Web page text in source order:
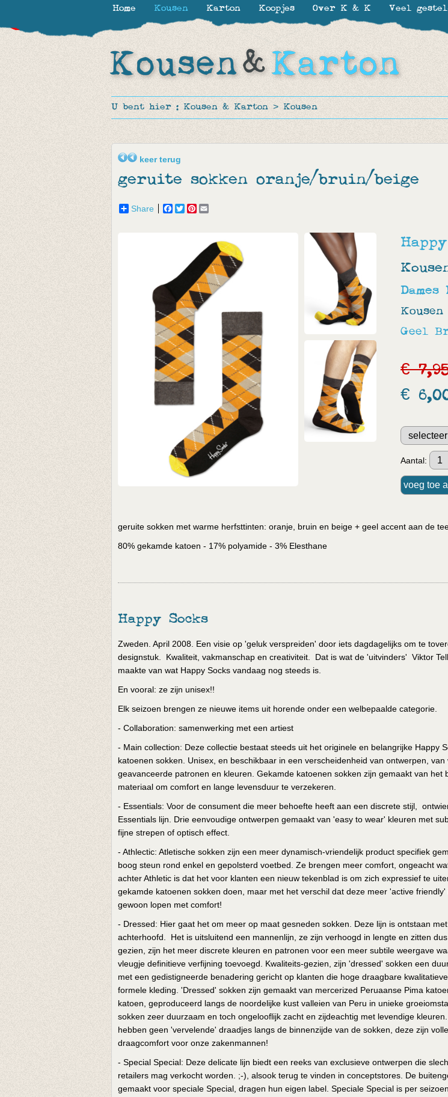
U bent hier : Kousen & Karton > Kousen
keer terug
geruite sokken oranje/bruin/beige
Share Facebook
TwitterPinterest
Dames
Kousen
Geel
€
€
Aantal:
geruite sokken met warme herfsttinten: oranje, bruin en beige + geel accent aan de
80% gekamde katoen - 17% polyamide - 3% Elesthane
Happy Socks
Zweden. April 2008. Een visie op 'geluk verspreiden' door iets dagdagelijks om te
designstuk. Kwaliteit, vakmanschap en creativiteit. Dat is wat de 'uitvinders' Viktor
maakte van wat Happy Socks vandaag nog steeds is.
En vooral: ze zijn unisex!!
Elk seizoen brengen ze nieuwe items uit horende onder een welbepaalde categorie.
- Collaboration: samenwerking met een artiest
- Main collection: Deze collectie bestaat steeds uit het originele en belangrijke Happy
katoenen sokken. Unisex, en beschikbaar in een verscheidenheid van ontwerpen,
geavanceerde patronen en kleuren. Gekamde katoenen sokken zijn gemaakt van het
materiaal om comfort en lange levensduur te verzekeren.
- Essentials: Voor de consument die meer behoefte heeft aan een discrete stijl,
Essentials lijn. Drie eenvoudige ontwerpen gemaakt van 'easy to wear' kleuren met
fijne strepen of optisch effect.
- Athlectic: Atletische sokken zijn een meer dynamisch-vriendelijk product specifiek
boog steun rond enkel en gepolsterd voetbed. Ze brengen meer comfort, ongeacht
achter Athletic is dat het voor klanten een nieuw tekenblad is om zich expressief te
gekamde katoenen sokken doen, maar met het verschil dat deze meer 'active
gewoon lopen met comfort!
- Dressed: Hier gaat het om meer op maat gesneden sokken. Deze lijn is ontstaan
achterhoofd. Het is uitsluitend een mannenlijn, ze zijn verhoogd in lengte en zitten
gezien, zijn het meer discrete kleuren en patronen voor een meer subtile weergave
vleugje definitieve verfijning toevoegd. Kwaliteits-gezien, zijn 'dressed' sokken een
met een gedistigneerde benadering gericht op klanten die hoge draagbare
formele kleding. 'Dressed' sokken zijn gemaakt van mercerized Peruaanse Pima
katoen, geproduceerd langs de noordelijke kust valleien van Peru in unieke
sokken zeer duurzaam en toch ongelooflijk zacht en zijdeachtig met levendige
hebben geen 'vervelende' draadjes langs de binnenzijde van de sokken, deze zijn
draagcomfort voor onze zakenmannen!
- Special Special: Deze delicate lijn biedt een reeks van exclusieve ontwerpen die
retailers mag verkocht worden. ;-), alsook terug te vinden in conceptstores. De
gemaakt voor speciale Special, dragen hun eigen label. Speciale Special is per
Home Kousen Karton Koopjes Over K & K Veel